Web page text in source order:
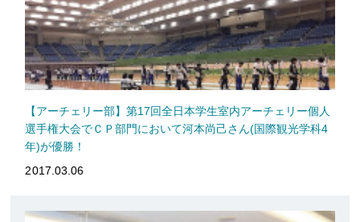
【アーチェリー部】第17回全日本学生室内アーチェリー個人
選手権大会でＣＰ部門において河本尚己さん(国際観光学科4
年)が優勝！
2017.03.06